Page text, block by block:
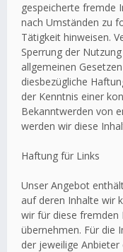
gespeicherte fremde
nach Umständen zu
Tätigkeit hinweisen.
Sperrung der
allgemeinen
diesbezügliche
der Kenntnis einer
Bekanntwerden von
werden wir diese
Haftung für Links
Unser Angebot
auf deren Inhalte wir
wir für diese fremden
übernehmen. Für die
der jeweilige